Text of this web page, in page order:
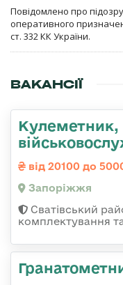
Повідомлено про
оперативного
ст. 332 КК України.
ВАКАНСІЇ
Кулеметник,
від 20100 до
Запоріжжя
Сватівський
комплектування